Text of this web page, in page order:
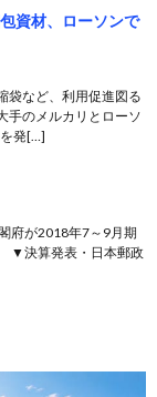
資材、ローソンで
袋など、利用促進図る
手のメルカリとローソ
発[…]
が2018年7～9月期
▼決算発表・日本郵政